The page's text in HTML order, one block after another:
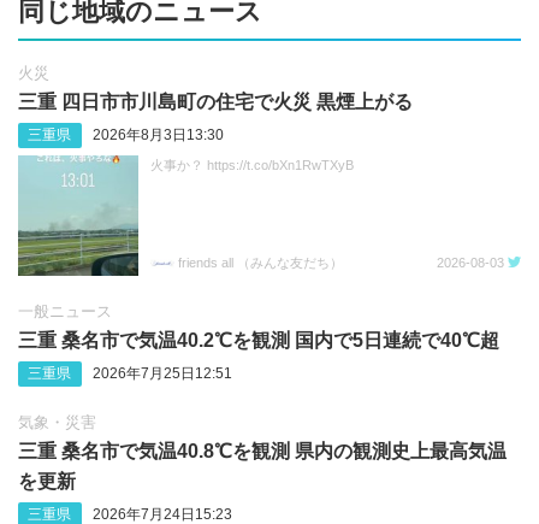
同じ地域のニュース
火災
三重 四日市市川島町の住宅で火災 黒煙上がる
三重県 2026年8月3日13:30
火事か？ https://t.co/bXn1RwTXyB
friends all （みんな友だち） 2026-08-03
一般ニュース
三重 桑名市で気温40.2℃を観測 国内で5日連続で40℃超
三重県 2026年7月25日12:51
気象・災害
三重 桑名市で気温40.8℃を観測 県内の観測史上最高気温
を更新
三重県 2026年7月24日15:23